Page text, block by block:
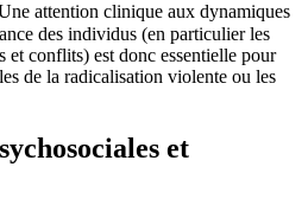
attention clinique aux dynamiques
des individus (en particulier les
et conflits) est donc essentielle pour
de la radicalisation violente ou les
et